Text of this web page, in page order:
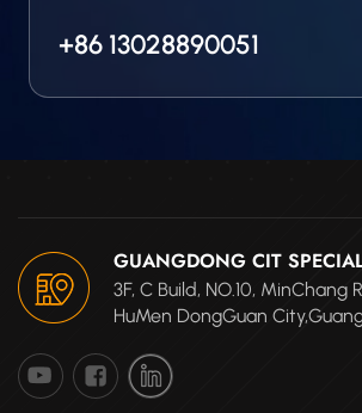
+86 13028890051
GUANGDONG CIT
3F, C Build, NO.10, MinChang
HuMen DongGuan